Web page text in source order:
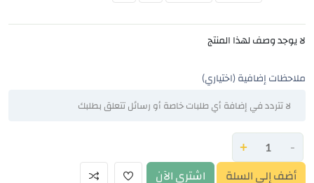
لا يوجد وصف لهذا المنتج
ملاحظات إضافية (اختياري)
-
+
أضف إلى السلة اشتري الآن